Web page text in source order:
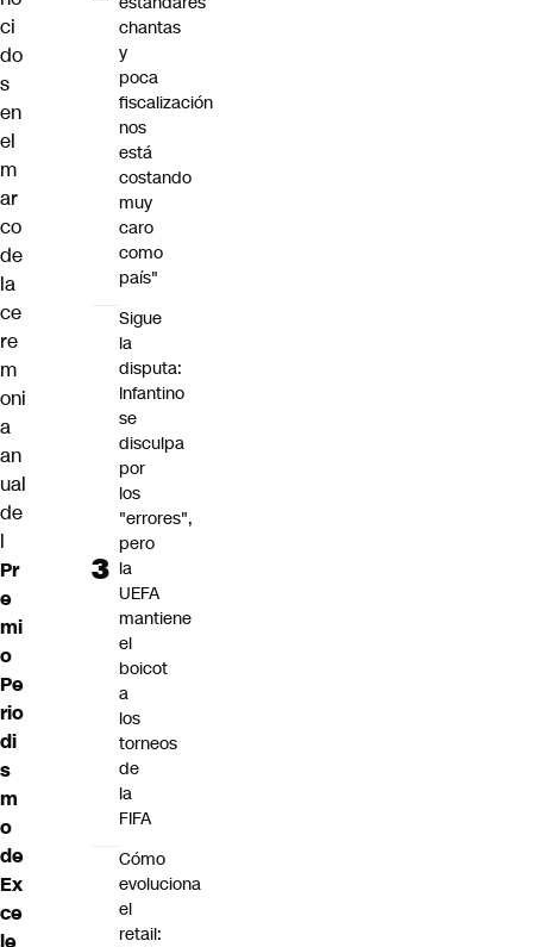
ci
do
s
en
el
m
ar
co
de
la
ce
re
m
oni
a
an
ual
de
l
Pr
e
mi
o
Pe
rio
di
s
m
o
de
Ex
ce
chantas
y
poca
fiscalización
nos
está
costando
muy
caro
como
país"
Sigue
la
disputa:
Infantino
se
disculpa
por
los
"errores",
pero
la
UEFA
mantiene
el
boicot
a
los
torneos
de
la
FIFA
Cómo
evoluciona
el
retail: